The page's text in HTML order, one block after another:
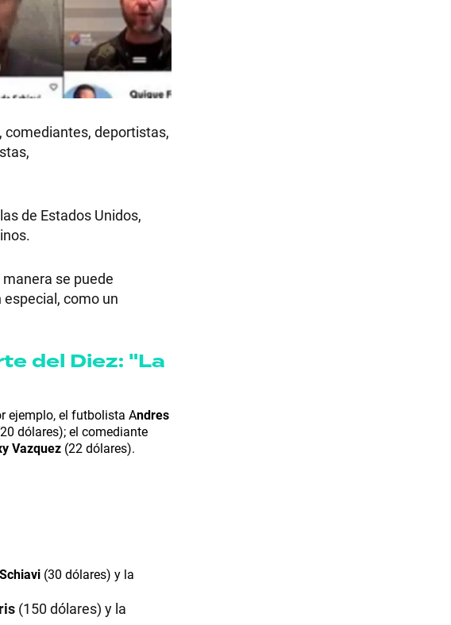
comediantes, deportistas,
de Estados Unidos,
se puede
como un
del Diez: "La
ejemplo, el futbolista Andres
dólares); el comediante
Vazquez (22 dólares).
(30 dólares) y la
(150 dólares) y la